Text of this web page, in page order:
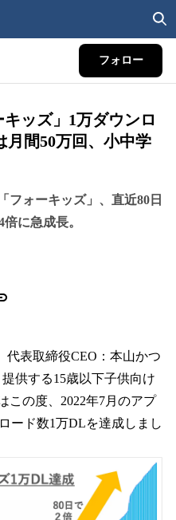
フォロー
ッズ」1万ダウンロ
月間50万回、小中学
フォーキッズ」、直近80日
に急成長。
代表取締役CEO：本山かつ
供する15歳以下子供向け
この度、2022年7月のアプ
ード数1万DLを達成しまし